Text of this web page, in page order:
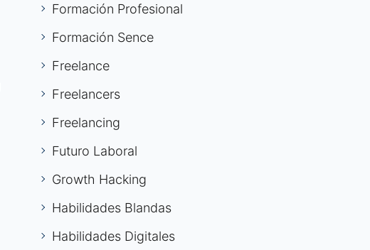
Formación Profesional
Formación Sence
Freelance
Freelancers
Freelancing
Futuro Laboral
Growth Hacking
Habilidades Blandas
Habilidades Digitales